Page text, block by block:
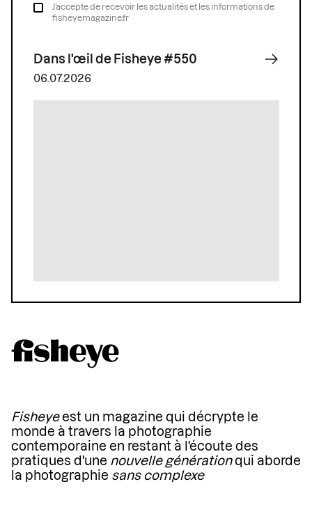
J’accepte de recevoir les actualités et les informations de
fisheyemagazine.fr
Dans l'œil de Fisheye #550
06.07.2026
Fisheyeest un magazine qui décrypte le
monde à travers la photographie
contemporaine en restant à l'écoute des
pratiques d'une nouvelle générationqui aborde
la photographie sans complexe